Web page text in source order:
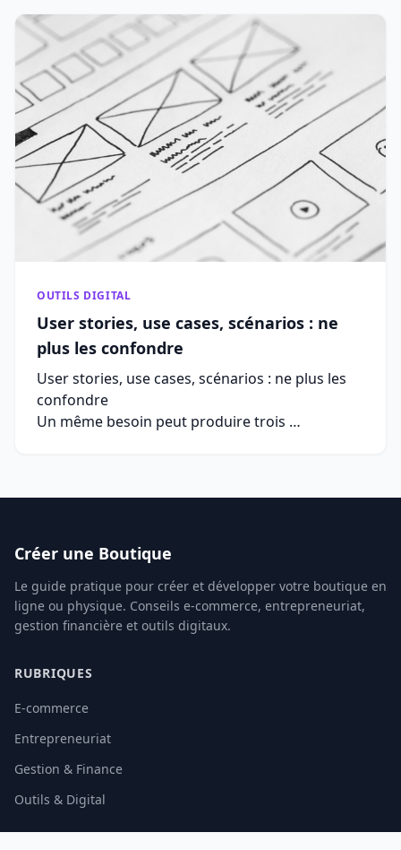
OUTILS DIGITAL
User stories, use cases, scénarios : ne
plus les confondre
User stories, use cases, scénarios : ne plus les
confondre
Un même besoin peut produire trois …
Créer une Boutique
Le guide pratique pour créer et développer votre boutique en
ligne ou physique. Conseils e-commerce, entrepreneuriat,
gestion financière et outils digitaux.
RUBRIQUES
E-commerce
Entrepreneuriat
Gestion & Finance
Outils & Digital